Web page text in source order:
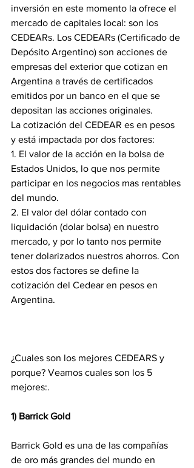
inversión en este momento la ofrece el
mercado de capitales local: son los
CEDEARs. Los CEDEARs (Certificado de
Depósito Argentino) son acciones de
empresas del exterior que cotizan en
Argentina a través de certificados
emitidos por un banco en el que se
depositan las acciones originales.
La cotización del CEDEAR es en pesos
y está impactada por dos factores:
1. El valor de la acción en la bolsa de
Estados Unidos, lo que nos permite
participar en los negocios mas rentables
del mundo.
2. El valor del dólar contado con
liquidación (dolar bolsa) en nuestro
mercado, y por lo tanto nos permite
tener dolarizados nuestros ahorros. Con
estos dos factores se define la
cotización del Cedear en pesos en
Argentina.
¿Cuales son los mejores CEDEARS y
porque? Veamos cuales son los 5
mejores:.
1) Barrick Gold
Barrick Gold es una de las compañías
de oro más grandes del mundo en